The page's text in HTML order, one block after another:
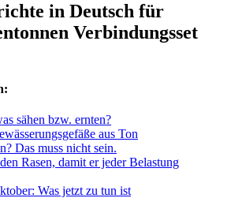
in Deutsch für
Verbindungsset
sähen bzw. ernten?
aus Ton
Das muss nicht sein.
Rasen, damit er jeder Belastung
Was jetzt zu tun ist